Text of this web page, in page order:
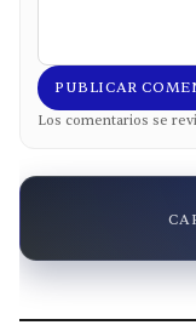
PUBLICAR
Los comentarios se